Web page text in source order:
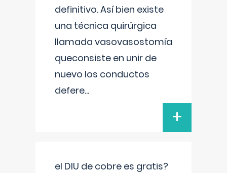
definitivo. Así bien existe
una técnica quirúrgica
llamada vasovasostomía
queconsiste en unir de
nuevo los conductos
defere...
+
el DIU de cobre es gratis?